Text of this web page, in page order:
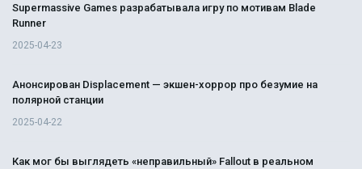
Supermassive Games разрабатывала игру по мотивам Blade
Runner
2025-04-23
Анонсирован Displacement — экшен-хоррор про безумие на
полярной станции
2025-04-22
Как мог бы выглядеть «неправильный» Fallout в реальном